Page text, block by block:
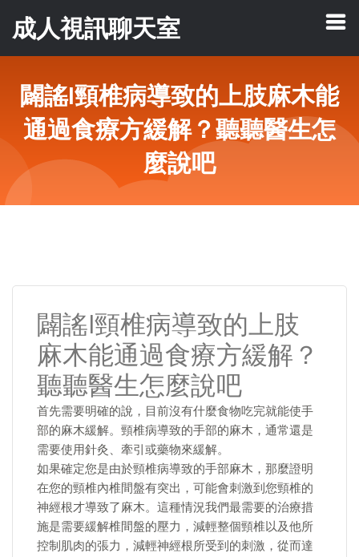
成人視訊聊天室
闢謠I頸椎病導致的上肢麻木能
通過食療方緩解？聽聽醫生怎
麼說吧
闢謠I頸椎病導致的上肢
麻木能通過食療方緩解？
聽聽醫生怎麼說吧
首先需要明確的說，目前沒有什麼食物吃完就能使手
部的麻木緩解。頸椎病導致的手部的麻木，通常還是
需要使用針灸、牽引或藥物來緩解。
如果確定您是由於頸椎病導致的手部麻木，那麼證明
在您的頸椎內椎間盤有突出，可能會刺激到您頸椎的
神經根才導致了麻木。這種情況我們最需要的治療措
施是需要緩解椎間盤的壓力，減輕整個頸椎以及他所
控制肌肉的張力，減輕神經根所受到的刺激，從而達